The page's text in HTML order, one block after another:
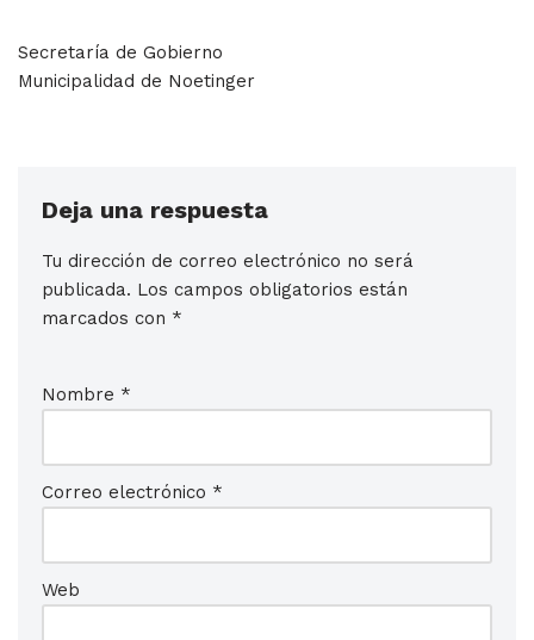
Secretaría de Gobierno
Municipalidad de Noetinger
Deja una respuesta
Tu dirección de correo electrónico no será
publicada. Los campos obligatorios están
marcados con *
Nombre *
Correo electrónico *
Web